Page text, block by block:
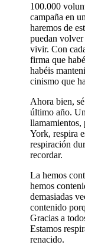
100.000
campaña en
haremos de
puedan
vivir. Con
firma que
habéis
cinismo que
Ahora bien,
último año.
llamamientos,
York, respira
respiración
recordar.
La hemos
hemos
demasiadas
contenido
Gracias a
Estamos
renacido.